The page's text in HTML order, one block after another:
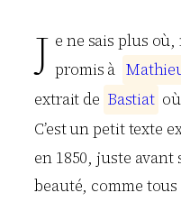
J e ne sais plus où,
promis à Mathie
extrait de Bastiat
C’est un petit texte
en 1850, juste avant
beauté, comme